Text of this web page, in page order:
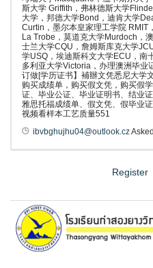
斯大学 Griffith，弗林德斯大学
大学，邦德大学Bond，迪肯大学
Curtin，墨尔本皇家理工学院 RMIT
La Trobe，莫道克大学Murdoch，
士兰大学CQU，詹姆斯库克大学
学USQ，埃迪斯科文大学ECU，南
多利亚大学Victoria，办理澳洲毕业
订做[学历证书】補辦文凭悉尼大学
购买成绩单，购买假文凭，购买假
证、毕业公证、毕业证明书、结业
雅思托福成绩单、假文凭、假毕业
视频看样本工艺质量551
ibvbghujhu04@outlook.cz
Register